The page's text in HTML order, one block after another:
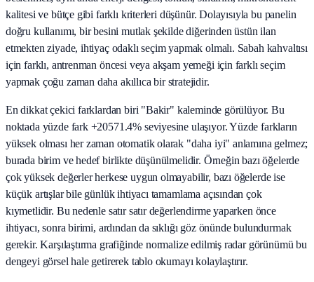
kalitesi ve bütçe gibi farklı kriterleri düşünür. Dolayısıyla bu panelin
doğru kullanımı, bir besini mutlak şekilde diğerinden üstün ilan
etmekten ziyade, ihtiyaç odaklı seçim yapmak olmalı. Sabah kahvaltısı
için farklı, antrenman öncesi veya akşam yemeği için farklı seçim
yapmak çoğu zaman daha akıllıca bir stratejidir.
En dikkat çekici farklardan biri "Bakir" kaleminde görülüyor. Bu
noktada yüzde fark +20571.4% seviyesine ulaşıyor. Yüzde farkların
yüksek olması her zaman otomatik olarak "daha iyi" anlamına gelmez;
burada birim ve hedef birlikte düşünülmelidir. Örneğin bazı öğelerde
çok yüksek değerler herkese uygun olmayabilir, bazı öğelerde ise
küçük artışlar bile günlük ihtiyacı tamamlama açısından çok
kıymetlidir. Bu nedenle satır satır değerlendirme yaparken önce
ihtiyacı, sonra birimi, ardından da sıklığı göz önünde bulundurmak
gerekir. Karşılaştırma grafiğinde normalize edilmiş radar görünümü bu
dengeyi görsel hale getirerek tablo okumayı kolaylaştırır.